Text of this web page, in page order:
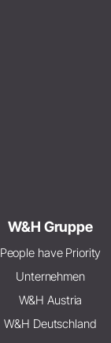
W&H Gruppe
People have Priority
Unternehmen
W&H Austria
W&H Deutschland